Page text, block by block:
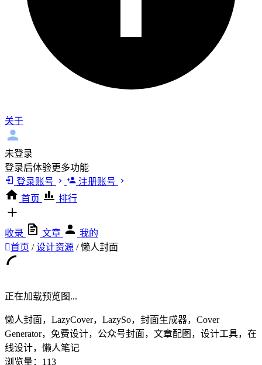
关于
未登录
登录后体验更多功能
登录账号
注册账号
首页
排行
收录 文章
我的
首页 / 设计资源 / 懒人封面
正在加载预览图...
懒人封面，LazyCover，LazySo，封面生成器，Cover
Generator，免费设计，公众号封面，文章配图，设计工具，在
线设计，懒人笔记
浏览量：113